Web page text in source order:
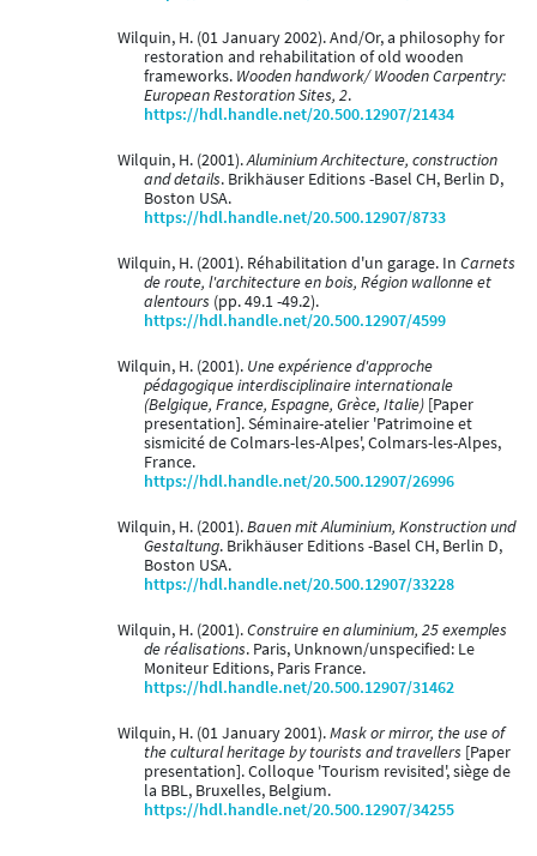
Wilquin, H. (01 January 2002). And/Or, a philosophy for
restoration and rehabilitation of old wooden
frameworks. Wooden handwork/ Wooden Carpentry:
European Restoration Sites, 2.
https://hdl.handle.net/20.500.12907/21434
Wilquin, H. (2001).Aluminium Architecture, construction
and details. Brikhäuser Editions -Basel CH, Berlin D,
Boston USA.
https://hdl.handle.net/20.500.12907/8733
Wilquin, H. (2001). Réhabilitation d'un garage. In Carnets
de route, l'architecture en bois, Région wallonne et
alentours (pp. 49.1 -49.2).
https://hdl.handle.net/20.500.12907/4599
Wilquin, H. (2001). Une expérience d'approche
pédagogique interdisciplinaire internationale
(Belgique, France, Espagne, Grèce, Italie) [Paper
presentation]. Séminaire-atelier 'Patrimoine et
sismicité de Colmars-les-Alpes', Colmars-les-Alpes,
France.
https://hdl.handle.net/20.500.12907/26996
Wilquin, H. (2001).Bauen mit Aluminium, Konstruction und
Gestaltung. Brikhäuser Editions -Basel CH, Berlin D,
Boston USA.
https://hdl.handle.net/20.500.12907/33228
Wilquin, H. (2001).Construire en aluminium, 25 exemples
de réalisations. Paris, Unknown/unspecified: Le
Moniteur Editions, Paris France.
https://hdl.handle.net/20.500.12907/31462
Wilquin, H. (01 January 2001).Mask or mirror, the use of
the cultural heritage by tourists and travellers [Paper
presentation]. Colloque 'Tourism revisited', siège de
la BBL, Bruxelles, Belgium.
https://hdl.handle.net/20.500.12907/34255